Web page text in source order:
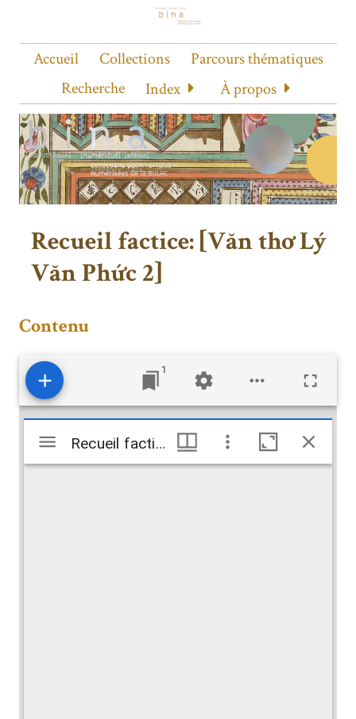
Accueil Collections
Parcours thématiques
Recherche
Index À propos
Recueil factice: [Văn thơ Lý
Văn Phức 2]
Contenu
1
Visualiseur
Mirador
Recueil factice: [Văn thơ Lý Văn Phức 2]